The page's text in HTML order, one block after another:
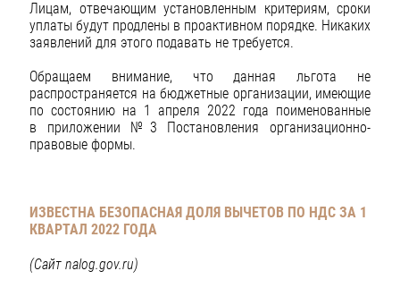
Лицам, отвечающим установленным критериям, сроки
уплаты будут продлены в проактивном порядке. Никаких
заявлений для этого подавать не требуется.
Обращаем внимание, что данная льгота не
распространяется на бюджетные организации, имеющие
по состоянию на 1 апреля 2022 года поименованные
в приложении №3 Постановления организационно-
правовые формы.
ИЗВЕСТНА БЕЗОПАСНАЯ ДОЛЯ ВЫЧЕТОВ ПО НДС ЗА 1
КВАРТАЛ 2022 ГОДА
(Сайт nalog.gov.ru)